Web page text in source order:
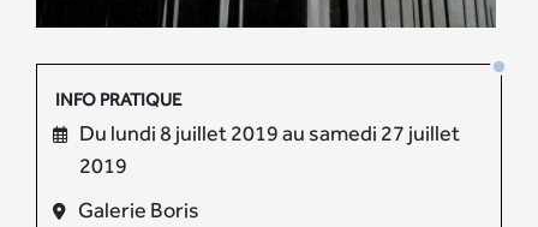
INFO PRATIQUE
Du lundi 8 juillet 2019 au samedi 27 juillet
2019
Galerie Boris